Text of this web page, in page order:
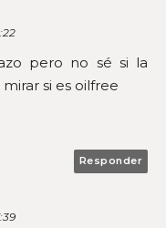
pero no sé si la
si es oilfree
Responder